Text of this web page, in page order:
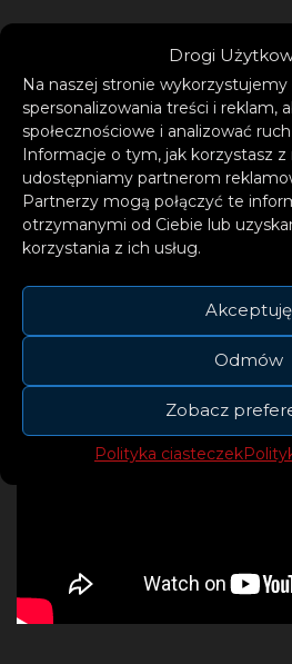
Drogi
Na naszej stronie wykorzystujemy
spersonalizowania treści i reklam,
społecznościowe i analizować
Informacje o tym, jak korzystasz z
udostępniamy partnerom
Partnerzy mogą połączyć te
otrzymanymi od Ciebie lub
korzystania z ich usług.
Akceptuję
Odmów
Zobacz
Polityka ciasteczek